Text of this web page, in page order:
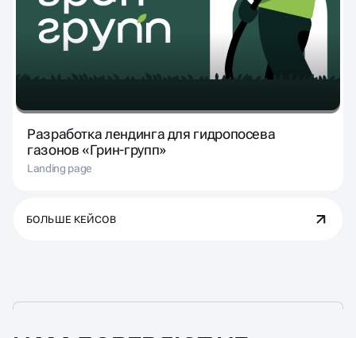
Разработка лендинга для гидропосева
газонов «Грин-групп»
Landing page
БОЛЬШЕ КЕЙСОВ